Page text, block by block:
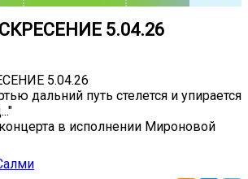
5.04.26
5.04.26
дальний путь стелется и упирается
в исполнении Мироновой